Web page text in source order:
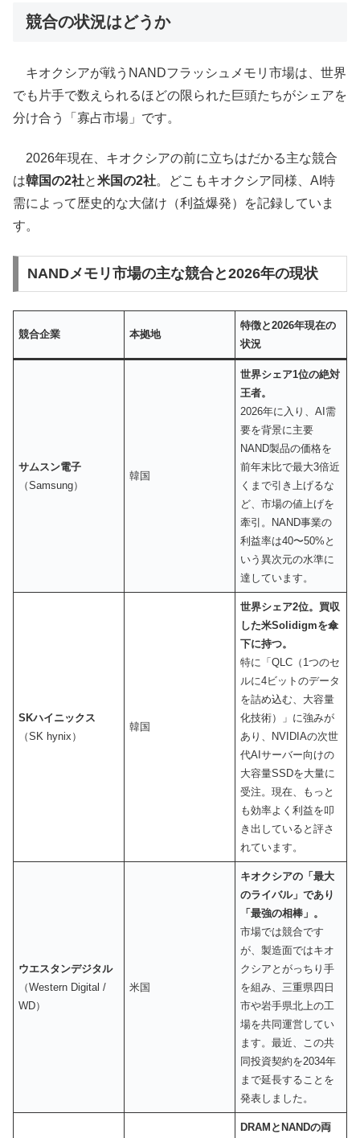
競合の状況はどうか
キオクシアが戦うNANDフラッシュメモリ市場は、世界
でも片手で数えられるほどの限られた巨頭たちがシェアを
分け合う「寡占市場」です。
2026年現在、キオクシアの前に立ちはだかる主な競合
は韓国の2社と米国の2社。どこもキオクシア同様、AI特
需によって歴史的な大儲け（利益爆発）を記録していま
す。
NANDメモリ市場の主な競合と2026年の現状
競合企業 本拠地
特徴と2026年現在の
状況
サムスン電子
（Samsung）
韓国
世界シェア1位の絶対
王者。
2026年に入り、AI需
要を背景に主要
NAND製品の価格を
前年末比で最大3倍近
くまで引き上げるな
ど、市場の値上げを
牽引。NAND事業の
利益率は40〜50%と
いう異次元の水準に
達しています。
SKハイニックス
（SK hynix）
韓国
世界シェア2位。買収
した米Solidigmを傘
下に持つ。
特に「QLC（1つのセ
ルに4ビットのデータ
を詰め込む、大容量
化技術）」に強みが
あり、NVIDIAの次世
代AIサーバー向けの
大容量SSDを大量に
受注。現在、もっと
も効率よく利益を叩
き出していると評さ
れています。
ウエスタンデジタル
（Western Digital /
WD）
米国
キオクシアの「最大
のライバル」であり
「最強の相棒」。
市場では競合です
が、製造面ではキオ
クシアとがっちり手
を組み、三重県四日
市や岩手県北上の工
場を共同運営してい
ます。最近、この共
同投資契約を2034年
まで延長することを
発表しました。
DRAMとNANDの両